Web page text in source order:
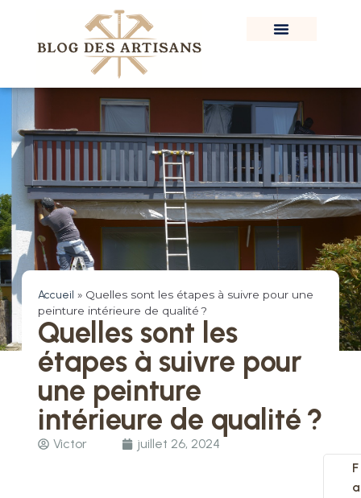
Accueil » Quelles sont les étapes à suivre pour une
peinture intérieure de qualité ?
Quelles sont les
étapes à suivre pour
une peinture
intérieure de qualité ?
Victor juillet 26, 2024
F
a